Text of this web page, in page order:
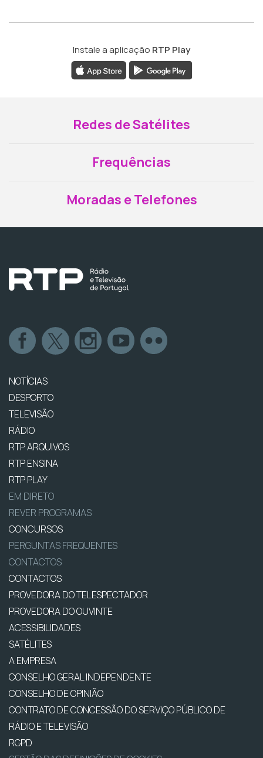
Instale a aplicação RTP Play
Redes de Satélites
Frequências
Moradas e Telefones
NOTÍCIAS
DESPORTO
TELEVISÃO
RÁDIO
RTP ARQUIVOS
RTP ENSINA
RTP PLAY
EM DIRETO
REVER PROGRAMAS
CONCURSOS
PERGUNTAS FREQUENTES
CONTACTOS
CONTACTOS
PROVEDORA DO TELESPECTADOR
PROVEDORA DO OUVINTE
ACESSIBILIDADES
SATÉLITES
A EMPRESA
CONSELHO GERAL INDEPENDENTE
CONSELHO DE OPINIÃO
CONTRATO DE CONCESSÃO DO SERVIÇO PÚBLICO DE
RÁDIO E TELEVISÃO
RGPD